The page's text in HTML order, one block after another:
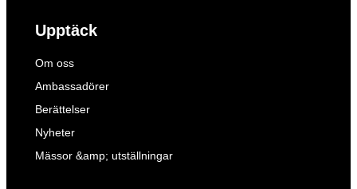
Upptäck
Om oss
Ambassadörer
Berättelser
Nyheter
Mässor &amp; utställningar